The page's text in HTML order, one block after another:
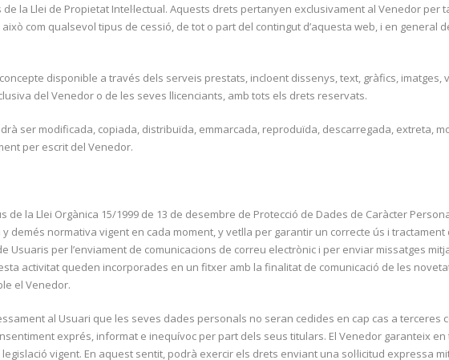
de la Llei de Propietat Intel·lectual. Aquests drets pertanyen exclusivament al Venedor
com qualsevol tipus de cessió, de tot o part del contingut d’aquesta web, i en
disponible a través dels serveis prestats, incloent dissenys, text, gràfics,
del Venedor o de les seves llicenciants, amb tots els drets reservats.
ser modificada, copiada, distribuïda, emmarcada, reproduïda, descarregada, extreta,
per escrit del Venedor.
de la Llei Orgànica 15/1999 de 13 de desembre de Protecció de Dades de Caràcter
demés normativa vigent en cada moment, y vetlla per garantir un correcte ús i
Usuaris per l’enviament de comunicacions de correu electrònic i per enviar missatges
activitat queden incorporades en un fitxer amb la finalitat de comunicació de les
el Venedor.
al Usuari que les seves dades personals no seran cedides en cap cas a
exprés, informat e inequívoc per part dels seus titulars. El Venedor garanteix
vigent. En aquest sentit, podrà exercir els drets enviant una sol·licitud expressa